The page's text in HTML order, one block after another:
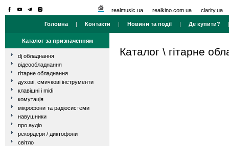
realmusic.ua realkino.com.ua clarity.ua
Головна | Контакти | Новини та події| Де купити?
Каталог за призначенням
dj обладнання
відеообладнання
гітарне обладнання
духові, смичкові інструменти
клавішні і midi
комутація
мікрофони та радіосистеми
навушники
про аудіо
рекордери / диктофони
світло
Каталог \ гітарне